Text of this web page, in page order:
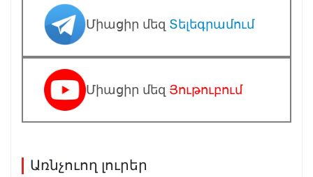
Միացիր մեզ Տելեգրամում
Միացիր մեզ Յութուբում
Առնչուող լուրեր